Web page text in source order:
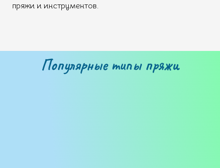
пряжи и инструментов.
Популярные типы пряжи